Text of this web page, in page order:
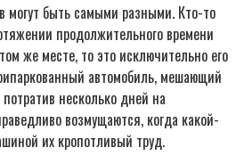
могут быть самыми разными. Кто-то
продолжительного времени
же месте, то это исключительно его
автомобиль, мешающий
несколько дней на
возмущаются, когда какой-
их кропотливый труд.